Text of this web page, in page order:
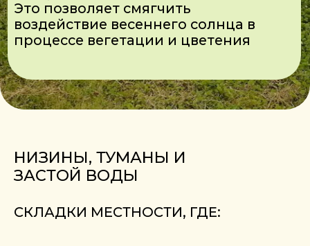
КАТАЛОГ
орех фундука
материал
оформление
оплата заказа
ОПЛАТА И ДОСТАВКА
САД ДЛЯ БИЗНЕСА
ГЛАВНАЯ
О НАС